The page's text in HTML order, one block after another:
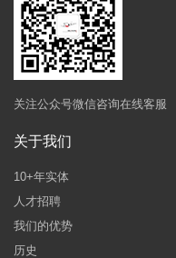
关注公众号微信咨询在线客服
关于我们
10+年实体
人才招聘
我们的优势
历史